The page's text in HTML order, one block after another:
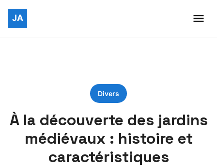
Divers
À la découverte des jardins
médiévaux : histoire et
caractéristiques